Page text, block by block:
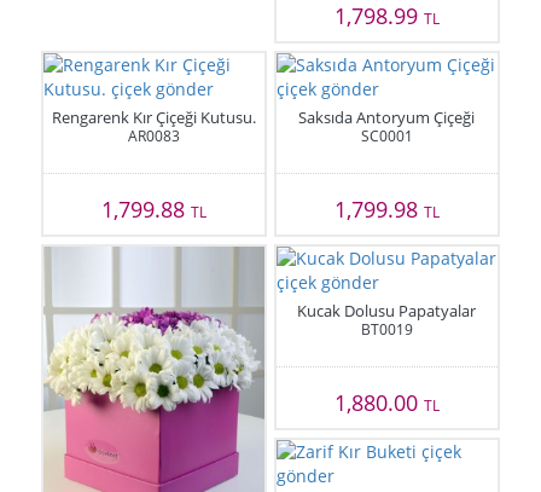
1,798.99 TL
Rengarenk Kır Çiçeği Kutusu.
AR0083
1,799.88TL
Saksıda Antoryum Çiçeği
SC0001
1,799.98 TL
Kucak Dolusu Papatyalar
BT0019
1,880.00 TL